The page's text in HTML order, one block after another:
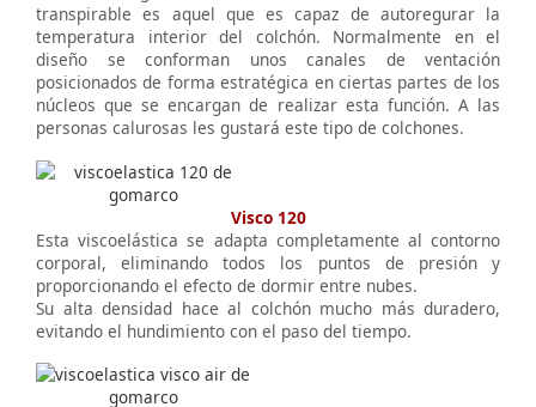
transpirable es aquel que es capaz de autoregurar la
temperatura interior del colchón. Normalmente en el
diseño se conforman unos canales de ventación
posicionados de forma estratégica en ciertas partes de los
núcleos que se encargan de realizar esta función. A las
personas calurosas les gustará este tipo de colchones.
Visco 120
Esta viscoelástica se adapta completamente al contorno
corporal, eliminando todos los puntos de presión y
proporcionando el efecto de dormir entre nubes.
Su alta densidad hace al colchón mucho más duradero,
evitando el hundimiento con el paso del tiempo.